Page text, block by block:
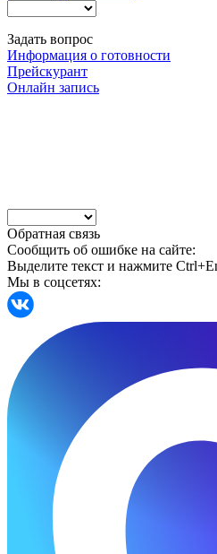
Задать вопрос
Информация о готовности
Прейскурант
Онлайн запись
Обратная связь
Сообщить об ошибке на сайте:
Выделите текст и нажмите
Мы в соцсетях: